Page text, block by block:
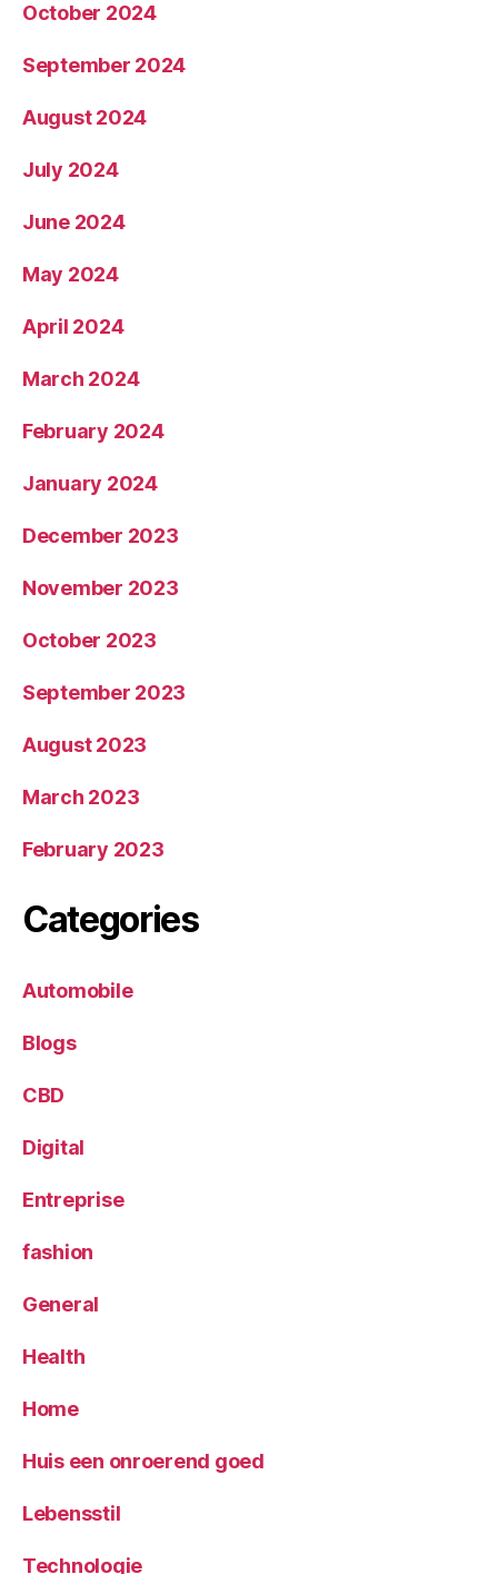
October 2024
September 2024
August 2024
July 2024
June 2024
May 2024
April 2024
March 2024
February 2024
January 2024
December 2023
November 2023
October 2023
September 2023
August 2023
March 2023
February 2023
Categories
Automobile
Blogs
CBD
Digital
Entreprise
fashion
General
Health
Home
Huis een onroerend goed
Lebensstil
Technologie